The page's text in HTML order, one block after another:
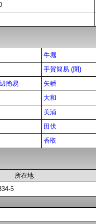
牛堀
手賀簡易 (閉)
簡易 矢幡
大和
美浦
田伏
香取
所在地
5